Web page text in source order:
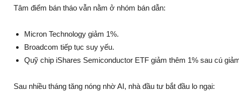
Tâm điểm bán tháo vẫn nằm ở nhóm bán dẫn:
Micron Technology giảm 1%.
Broadcom tiếp tục suy yếu.
Quỹ chip iShares Semiconductor ETF giảm thêm 1% sau cú
Sau nhiều tháng tăng nóng nhờ AI, nhà đầu tư bắt đầu lo ngại: